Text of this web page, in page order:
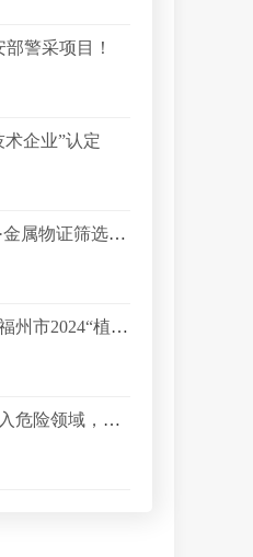
警采项目！
企业”认定
夏芮智能 | 省心创举！夏芮·金属物证筛选机，让爆炸火灾现场关键证据“无处可藏”！
喜报 | 一等奖！夏芮智能获福州市2024“植根榕城”优秀创业项目
无人机机载毒气检测仪 | 深入危险领域，提高办案现场毒气检测效率